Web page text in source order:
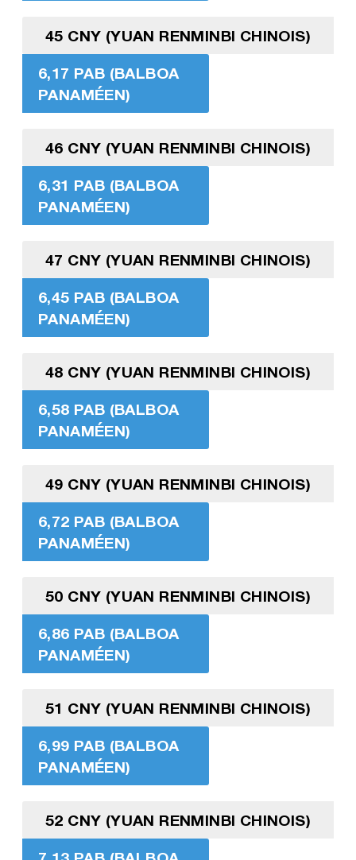
45 CNY (YUAN RENMINBI CHINOIS)
6,17 PAB (BALBOA
PANAMÉEN)
46 CNY (YUAN RENMINBI CHINOIS)
6,31 PAB (BALBOA
PANAMÉEN)
47 CNY (YUAN RENMINBI CHINOIS)
6,45 PAB (BALBOA
PANAMÉEN)
48 CNY (YUAN RENMINBI CHINOIS)
6,58 PAB (BALBOA
PANAMÉEN)
49 CNY (YUAN RENMINBI CHINOIS)
6,72 PAB (BALBOA
PANAMÉEN)
50 CNY (YUAN RENMINBI CHINOIS)
6,86 PAB (BALBOA
PANAMÉEN)
51 CNY (YUAN RENMINBI CHINOIS)
6,99 PAB (BALBOA
PANAMÉEN)
52 CNY (YUAN RENMINBI CHINOIS)